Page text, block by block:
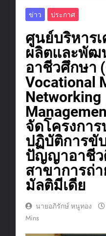
ข่าว ประกาศ
ศูนย์บริหาร
ผลิตและพัฒ
อาชีวศึกษา
Vocational
Networking
จัดโครงการ
ปฏิบัติการขั
ปัญญาอาชีว
สาขาการถ่
มัลติมีเดีย
นายอภิรักษ์ หนูทอง
Mins